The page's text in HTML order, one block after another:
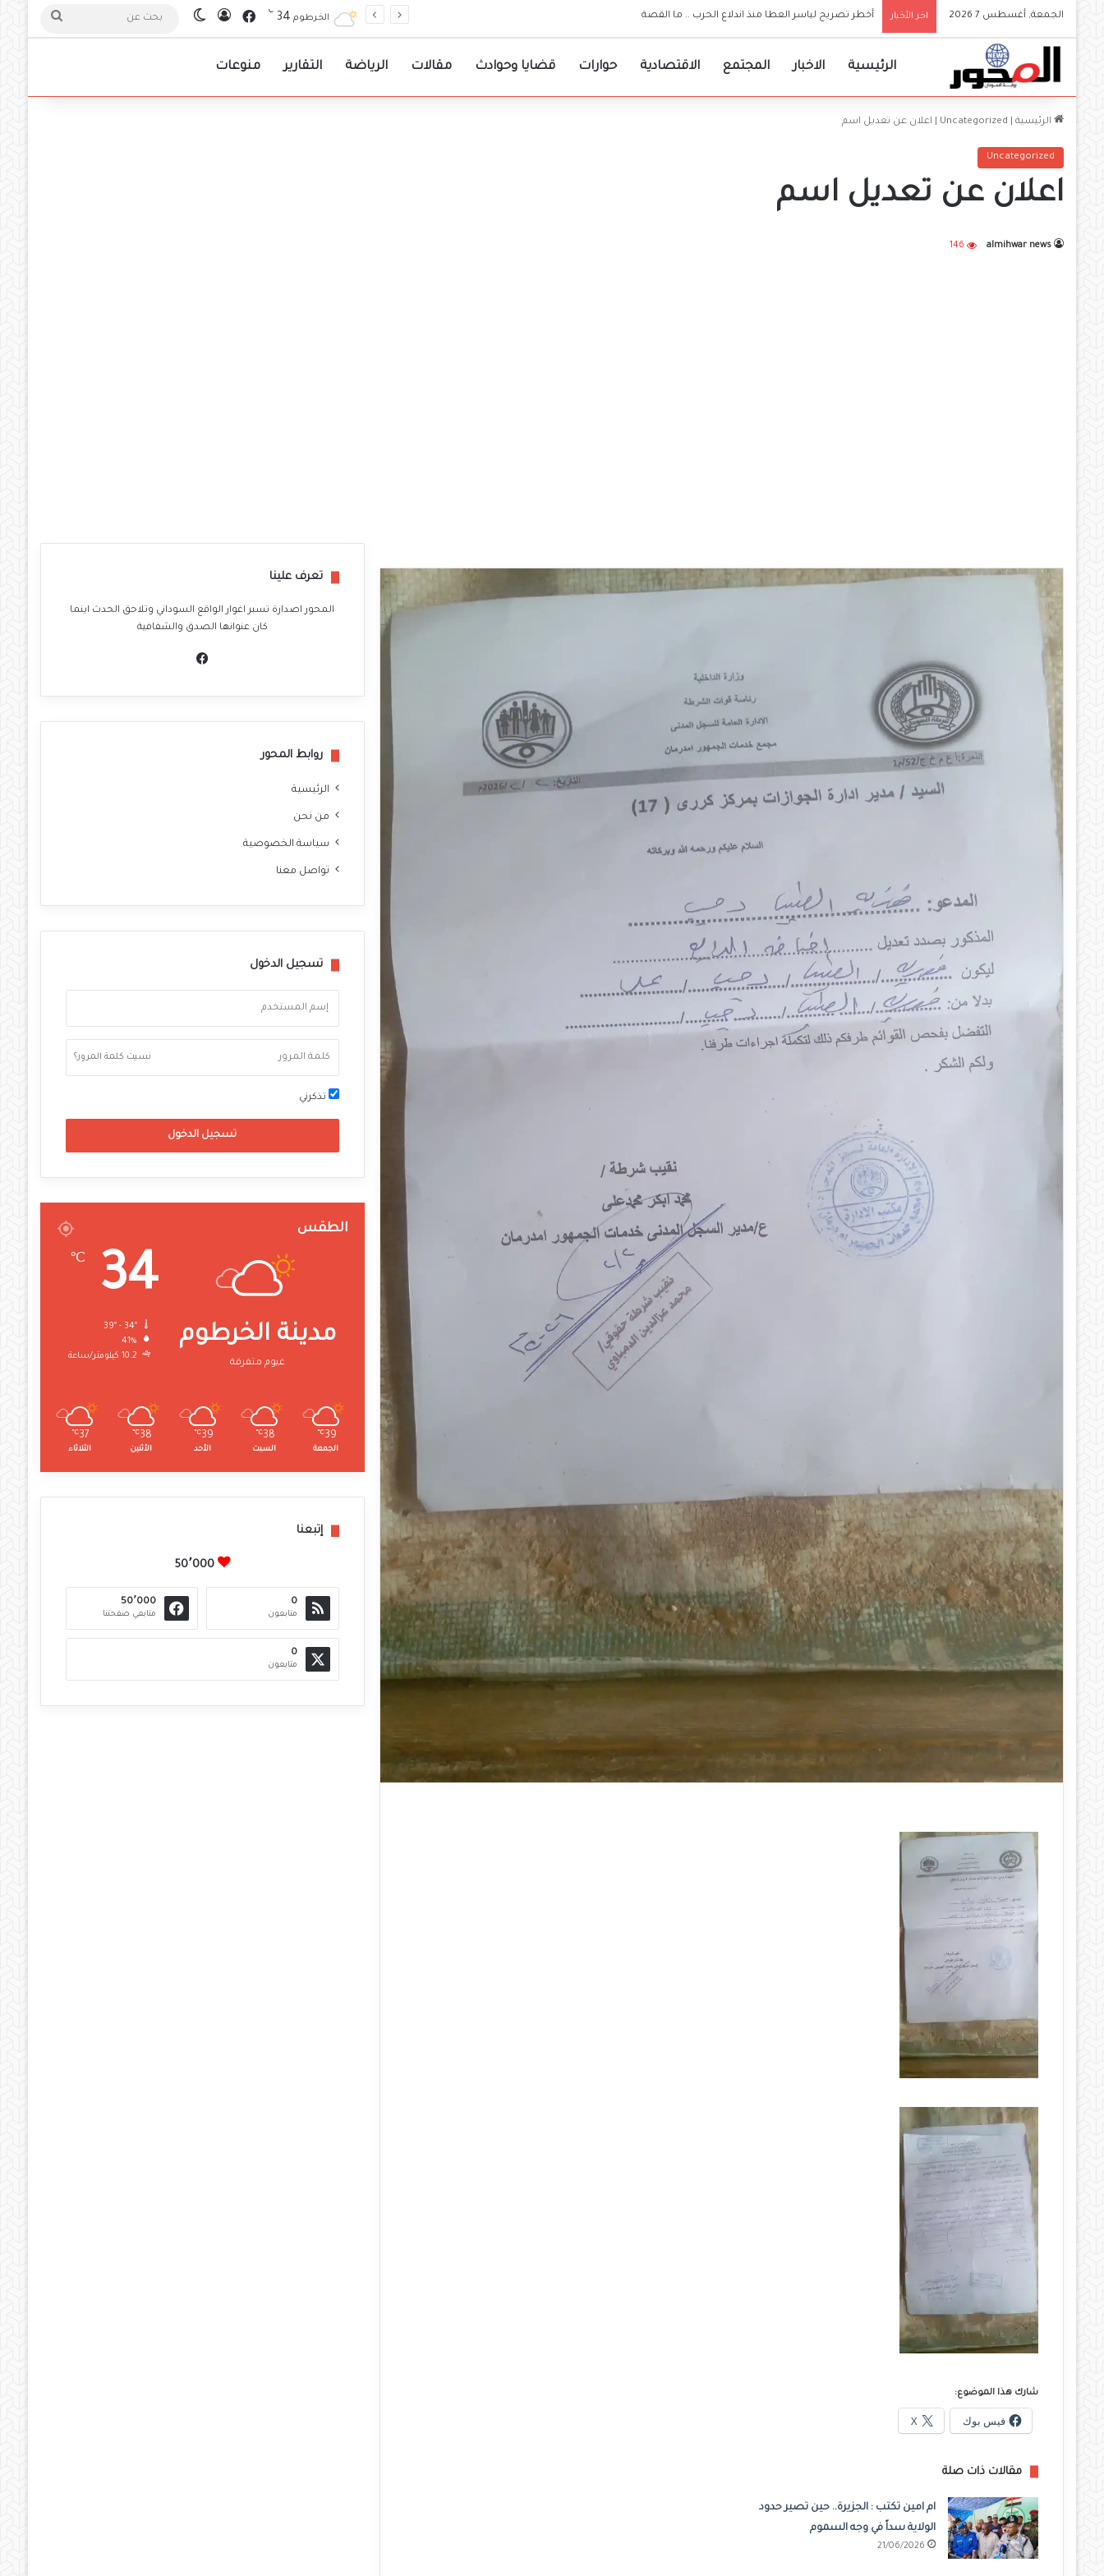
الجمعة, أغسطس 7 2026 اخر الأخبار والي الجزيرة يعلن إعتماد الجامعات مرجعية لقرارات حكومة الولاية الخرطوم 34
℃ فيسبوكتسجيل الدخول
الوضع المظلم
الرئيسية الاخبار المجتمع الاقتصادية حوارات قضايا وحوادث مقالات الرياضة التقارير منوعات
الرئيسية Uncategorized اعلان عن تعديل اسم
Uncategorized
اعلان عن تعديل اسم
almihwar news
146
شارك هذا الموضوع:
فيس بوك X
مقالات ذات صلة
ام امين تكتب : الجزيرة.. حين تصير حدود
الولاية سداً في وجه السموم
21/06/2026
تعرف علينا
المحور اصدارة تسبر اغوار الواقع السوداني وتلاحق الحدث اينما
كان عنوانها الصدق والشفافية
وك
روابط المحور
الرئيسية
من نحن
سياسة الخصوصية
تواصل معنا
تسجيل الدخول
نسيت كلمة المرور؟
تذكرني
تسجيل الدخول
الطقس
مدينة الخرطوم
غيوم متفرقة
34
℃
41%
10.2 كيلومتر/ساعة
39
℃
الجمعة
38
℃
السبت
39
℃
الأحد
38
℃
الأثنين
37
℃
الثلاثاء
إتبعنا
50٬000
0
متابعون
50٬000
متابعي صفحتنا
0
متابعون